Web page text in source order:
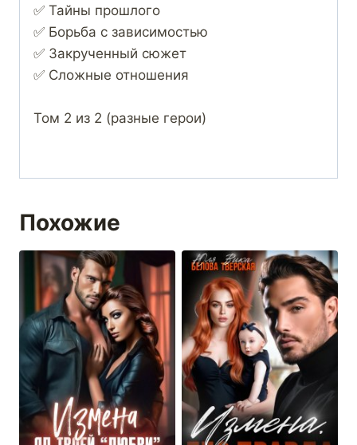
✅ Тайны прошлого
✅ Борьба с зависимостью
✅ Закрученный сюжет
✅ Сложные отношения
Том 2 из 2 (разные герои)
Похожие